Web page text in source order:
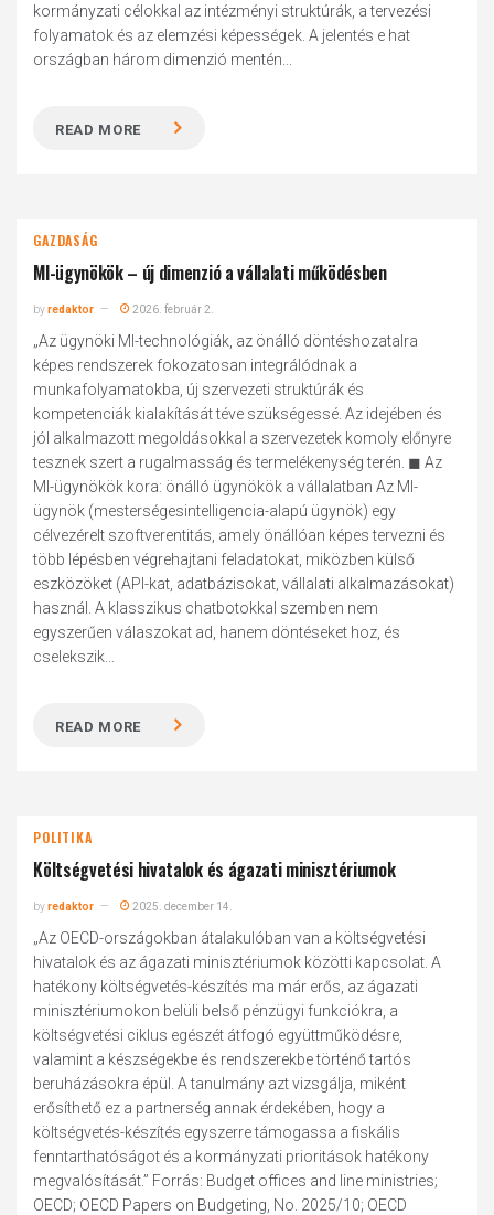
kormányzati célokkal az intézményi struktúrák, a tervezési
folyamatok és az elemzési képességek. A jelentés e hat
országban három dimenzió mentén...
READ MORE
GAZDASÁG
MI-ügynökök – új dimenzió a vállalati működésben
byredaktor 2026. február 2.
„Az ügynöki MI-technológiák, az önálló döntéshozatalra
képes rendszerek fokozatosan integrálódnak a
munkafolyamatokba, új szervezeti struktúrák és
kompetenciák kialakítását téve szükségessé. Az idejében és
jól alkalmazott megoldásokkal a szervezetek komoly előnyre
tesznek szert a rugalmasság és termelékenység terén. ◼︎ Az
MI-ügynökök kora: önálló ügynökök a vállalatban Az MI-
ügynök (mesterségesintelligencia-alapú ügynök) egy
célvezérelt szoftverentitás, amely önállóan képes tervezni és
több lépésben végrehajtani feladatokat, miközben külső
eszközöket (API-kat, adatbázisokat, vállalati alkalmazásokat)
használ. A klasszikus chatbotokkal szemben nem
egyszerűen válaszokat ad, hanem döntéseket hoz, és
cselekszik...
READ MORE
POLITIKA
Költségvetési hivatalok és ágazati minisztériumok
byredaktor 2025. december 14.
„Az OECD-országokban átalakulóban van a költségvetési
hivatalok és az ágazati minisztériumok közötti kapcsolat. A
hatékony költségvetés-készítés ma már erős, az ágazati
minisztériumokon belüli belső pénzügyi funkciókra, a
költségvetési ciklus egészét átfogó együttműködésre,
valamint a készségekbe és rendszerekbe történő tartós
beruházásokra épül. A tanulmány azt vizsgálja, miként
erősíthető ez a partnerség annak érdekében, hogy a
költségvetés-készítés egyszerre támogassa a fiskális
fenntarthatóságot és a kormányzati prioritások hatékony
megvalósítását.” Forrás: Budget offices and line ministries;
OECD; OECD Papers on Budgeting, No. 2025/10; OECD